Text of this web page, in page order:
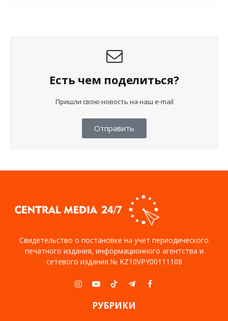
Есть чем поделиться?
Пришли свою новость на наш e-mail
Отправить
Свидетельство о постановке на учет периодического
печатного издания, информационного агентства и
сетевого издания № KZ10VPY00111108
Instagram
YouTubeTikTokTelegramFacebook
РУБРИКИ